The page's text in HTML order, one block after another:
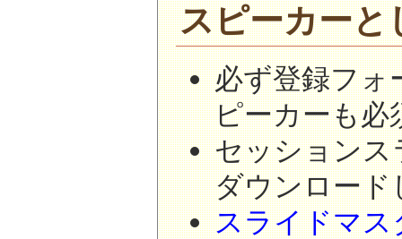
スピーカーと
必ず登録フォ
ピーカーも必
セッションス
ダウンロード
スライドマ